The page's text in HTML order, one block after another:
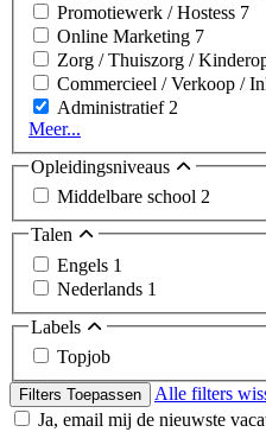
Promotiewerk / Hostess 7
Online Marketing 7
Zorg / Thuiszorg /
Commercieel / Verkoop /
Administratief 2
Meer...
Opleidingsniveaus
Middelbare school 2
Talen
Engels 1
Nederlands 1
Labels
Topjob
Filters Toepassen
Alle filters
Ja, email mij de nieuwste